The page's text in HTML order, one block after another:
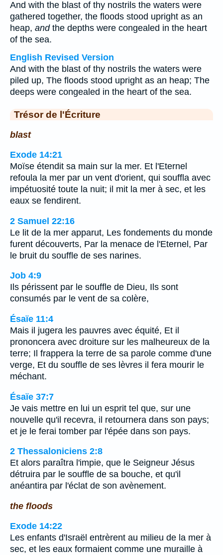
And with the blast of thy nostrils the waters were
gathered together, the floods stood upright as an
heap, andthe depths were congealed in the heart
of the sea.
English Revised Version
And with the blast of thy nostrils the waters were
piled up, The floods stood upright as an heap; The
deeps were congealed in the heart of the sea.
Trésor de l'Écriture
blast
Exode 14:21
Moïse étendit sa main sur la mer. Et l'Eternel
refoula la mer par un vent d'orient, qui souffla avec
impétuosité toute la nuit; il mit la mer à sec, et les
eaux se fendirent.
2 Samuel 22:16
Le lit de la mer apparut, Les fondements du monde
furent découverts, Par la menace de l'Eternel, Par
le bruit du souffle de ses narines.
Job 4:9
Ils périssent par le souffle de Dieu, Ils sont
consumés par le vent de sa colère,
Ésaïe 11:4
Mais il jugera les pauvres avec équité, Et il
prononcera avec droiture sur les malheureux de la
terre; Il frappera la terre de sa parole comme d'une
verge, Et du souffle de ses lèvres il fera mourir le
méchant.
Ésaïe 37:7
Je vais mettre en lui un esprit tel que, sur une
nouvelle qu'il recevra, il retournera dans son pays;
et je le ferai tomber par l'épée dans son pays.
2 Thessaloniciens 2:8
Et alors paraîtra l'impie, que le Seigneur Jésus
détruira par le souffle de sa bouche, et qu'il
anéantira par l'éclat de son avènement.
the floods
Exode 14:22
Les enfants d'Israël entrèrent au milieu de la mer à
sec, et les eaux formaient comme une muraille à